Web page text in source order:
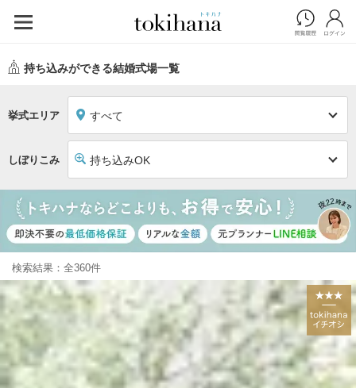
持ち込みができる結婚式場一覧
挙式エリア すべて
しぼりこみ 持ち込みOK
検索結果：全360件